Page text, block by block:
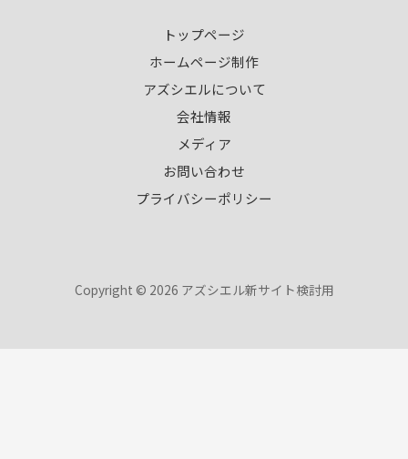
トップページ
ホームページ制作
アズシエルについて
会社情報
メディア
お問い合わせ
プライバシーポリシー
Copyright © 2026 アズシエル新サイト検討用